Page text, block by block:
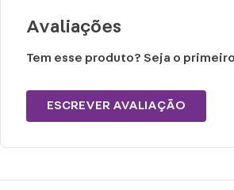
Avaliações
Tem esse produto? Seja o
ESCREVER AVALIAÇÃO